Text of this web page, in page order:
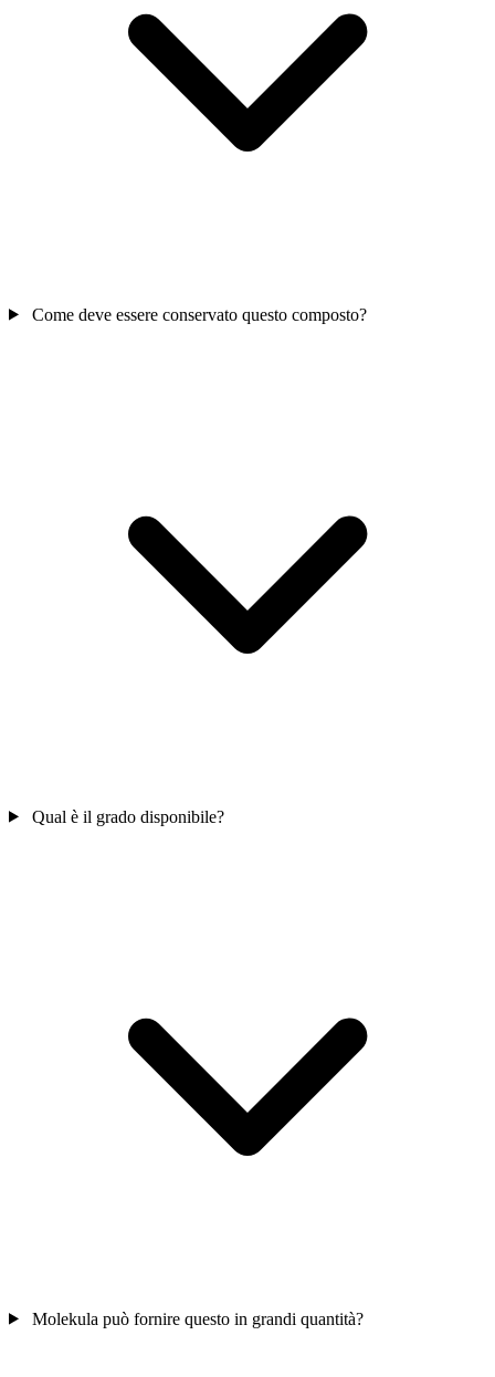
Come deve essere conservato questo composto?
Qual è il grado disponibile?
Molekula può fornire questo in grandi quantità?